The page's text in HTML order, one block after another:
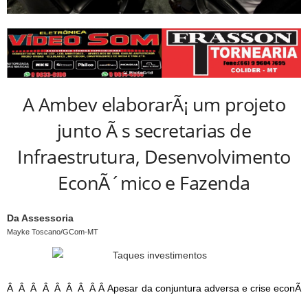
A Ambev elaborarÃ¡ um projeto
junto Ã s secretarias de
Infraestrutura, Desenvolvimento
EconÃ´mico e Fazenda
Da Assessoria
Mayke Toscano/GCom-MT
Â Â Â Â Â Â Â Â Â Apesar da conjuntura adversa e crise econÃ